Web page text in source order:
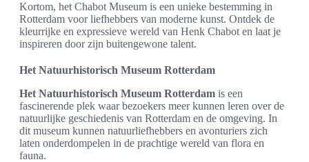
Kortom, het Chabot Museum is een unieke bestemming in
Rotterdam voor liefhebbers van moderne kunst. Ontdek de
kleurrijke en expressieve wereld van Henk Chabot en laat je
inspireren door zijn buitengewone talent.
Het Natuurhistorisch Museum Rotterdam
Het Natuurhistorisch Museum Rotterdam is een
fascinerende plek waar bezoekers meer kunnen leren over de
natuurlijke geschiedenis van Rotterdam en de omgeving. In
dit museum kunnen natuurliefhebbers en avonturiers zich
laten onderdompelen in de prachtige wereld van flora en
fauna.